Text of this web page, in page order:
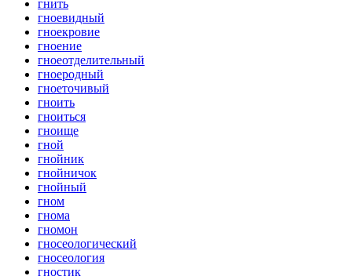
гнить
гноевидный
гноекровие
гноение
гноеотделительный
гноеродный
гноеточивый
гноить
гноиться
гноище
гной
гнойник
гнойничок
гнойный
гном
гнома
гномон
гносеологический
гносеология
гностик